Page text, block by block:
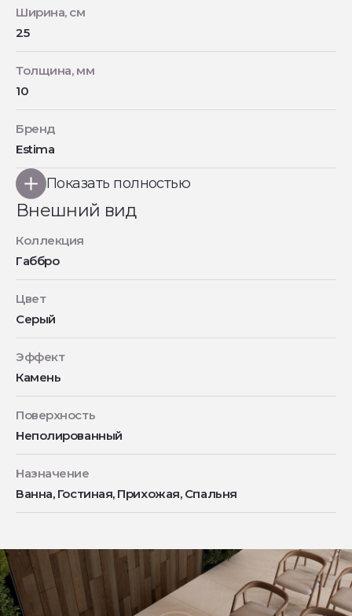
Ширина, см
25
Толщина, мм
10
Бренд
Estima
Показать полностью
Внешний вид
Коллекция
Габбро
Цвет
Серый
Эффект
Камень
Поверхность
Неполированный
Назначение
Ванна, Гостиная, Прихожая, Спальня